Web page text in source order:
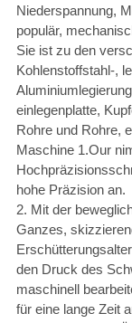
Niederspannung,
populär,
Sie ist zu den
Kohlenstoffstahl-,
einlegenplatte,
Rohre und Rohre,
Maschine 1.Our
hohe Präzision an.
2. Mit der
Ganzes,
den Druck des
maschinell
für eine lange Zeit